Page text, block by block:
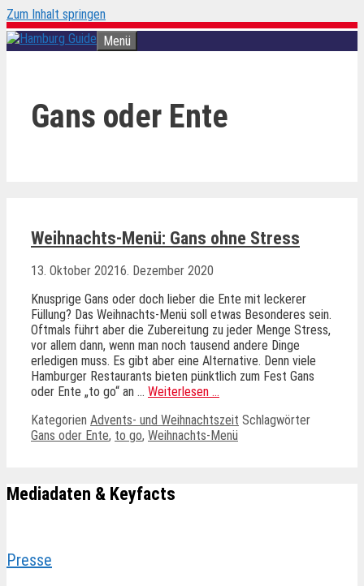
Zum Inhalt springen
Menü
Gans oder Ente
Weihnachts-Menü: Gans ohne Stress
13. Oktober 20216. Dezember 2020
Knusprige Gans oder doch lieber die Ente mit leckerer
Füllung? Das Weihnachts-Menü soll etwas Besonderes sein.
Oftmals führt aber die Zubereitung zu jeder Menge Stress,
vor allem dann, wenn man noch tausend andere Dinge
erledigen muss. Es gibt aber eine Alternative. Denn viele
Hamburger Restaurants bieten pünktlich zum Fest Gans
oder Ente „to go“ an … Weiterlesen …
Kategorien Advents- und Weihnachtszeit Schlagwörter
Gans oder Ente, to go, Weihnachts-Menü
Mediadaten & Keyfacts
Presse